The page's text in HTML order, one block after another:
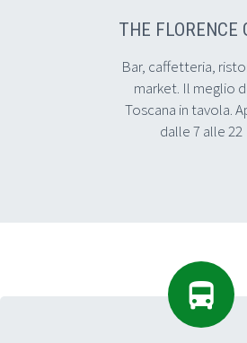
THE FLORENCE
Bar, caffetteria,
market. Il meglio
Toscana in tavola.
dalle 7 alle 22